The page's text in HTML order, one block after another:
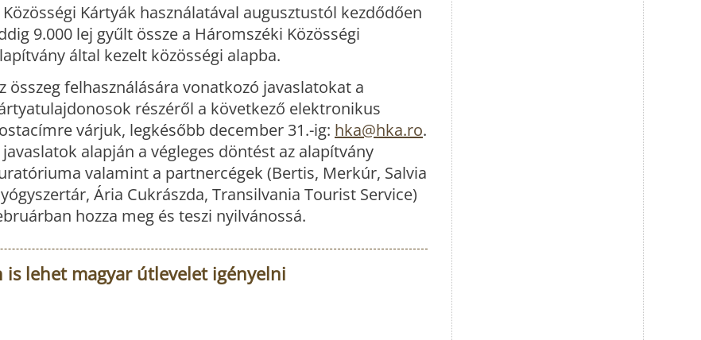
Közösségi Kártyák használatával augusztustól kezdődően
9.000 lej gyűlt össze a Háromszéki Közösségi
által kezelt közösségi alapba.
összeg felhasználására vonatkozó javaslatokat a
részéről a következő elektronikus
várjuk, legkésőbb december 31.-ig: hka@hka.ro.
javaslatok alapján a végleges döntést az alapítvány
valamint a partnercégek (Bertis, Merkúr, Salvia
Ária Cukrászda, Transilvania Tourist Service)
hozza meg és teszi nyilvánossá.
lehet magyar útlevelet igényelni